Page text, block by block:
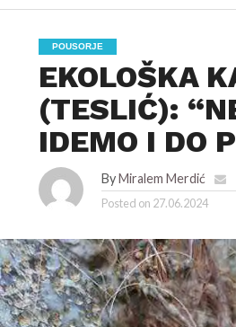
POUSORJE
EKOLOŠKA
(TESLIĆ):
IDEMO I DO
ByMiralem Merdić
Posted on 27.06.2024